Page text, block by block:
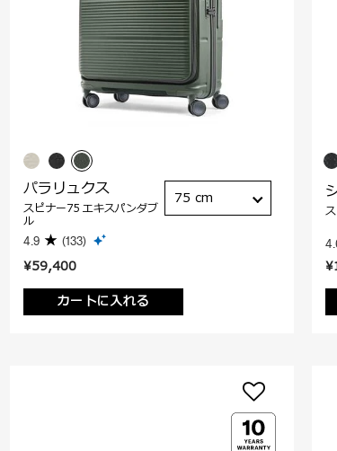
¥59,400
カートに入れる
パラリュクス
スピナー75 エキスパンダブ
ル
4.9 (133)
75 cm